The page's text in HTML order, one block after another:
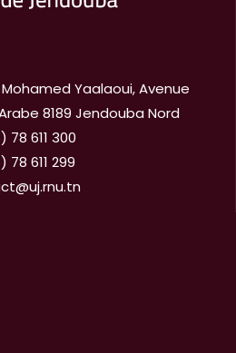
Yaalaoui, Avenue
8189 Jendouba Nord
78 611 300
78 611 299